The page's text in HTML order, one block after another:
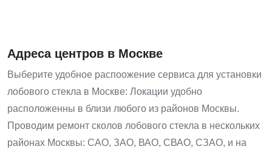
Адреса центров в Москве
Выберите удобное распоожение сервиса для установки
лобового стекла в Москве: Локации удобно
расположенны в близи любого из районов Москвы.
Проводим ремонт сколов лобового стекла в нескольких
районах Москвы: САО, ЗАО, ВАО, СВАО, СЗАО, и на